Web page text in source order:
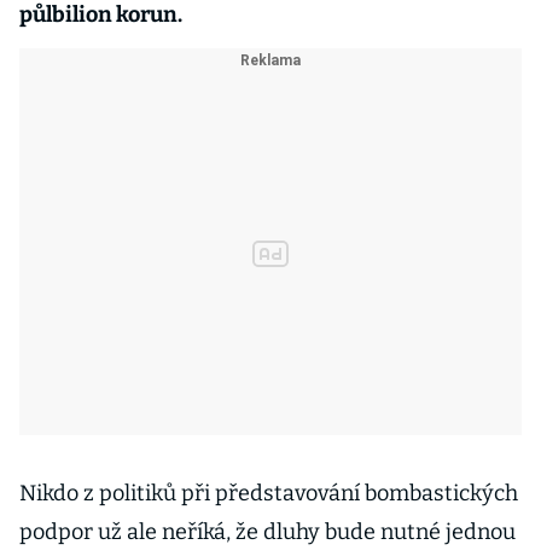
půlbilion korun.
Nikdo z politiků při představování bombastických
podpor už ale neříká, že dluhy bude nutné jednou